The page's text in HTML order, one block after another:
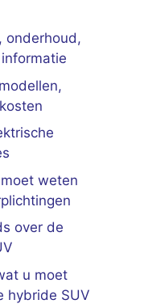
onderhoud,
weten
over de
u moet
hybride SUV